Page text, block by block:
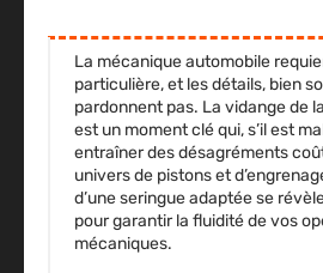
La mécanique automobile
particulière, et les détails, bien
pardonnent pas. La vidange de
est un moment clé qui, s’il est
entraîner des désagréments
univers de pistons et
d’une seringue adaptéese
pour garantir la fluidité de vos
mécaniques.